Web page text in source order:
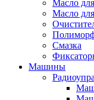
Масло
Масло
Смазка
Машины